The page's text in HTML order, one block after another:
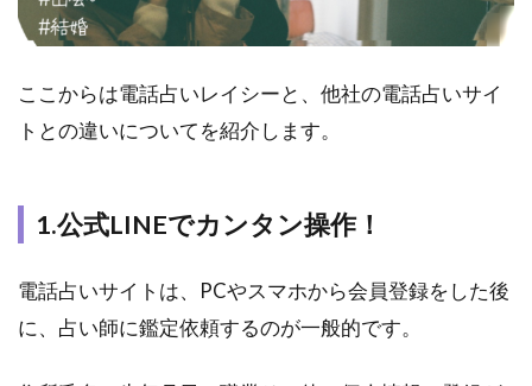
ここからは電話占いレイシーと、他社の電話占いサイ
トとの違いについてを紹介します。
1.公式LINEでカンタン操作！
電話占いサイトは、PCやスマホから会員登録をした後
に、占い師に鑑定依頼するのが一般的です。